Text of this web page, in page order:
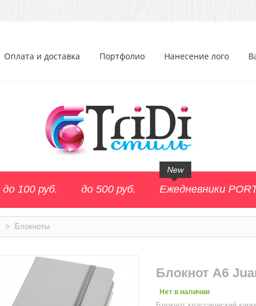
Оплата и доставка Портфолио Нанесение лого
до 100 руб. до 500 руб. Ежедневники
New
> Блокноты
Блокнот А6
Нет в наличии